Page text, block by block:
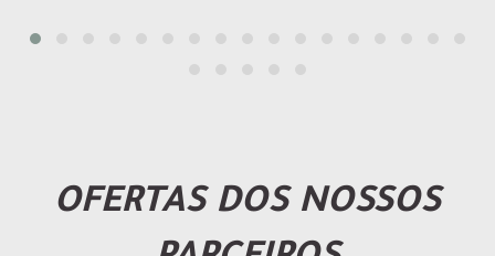
OFERTAS DOS NOSSOS